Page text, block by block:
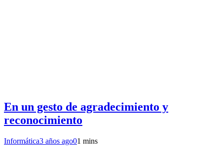
En un gesto de agradecimiento y
reconocimiento
Informática3 años ago01 mins